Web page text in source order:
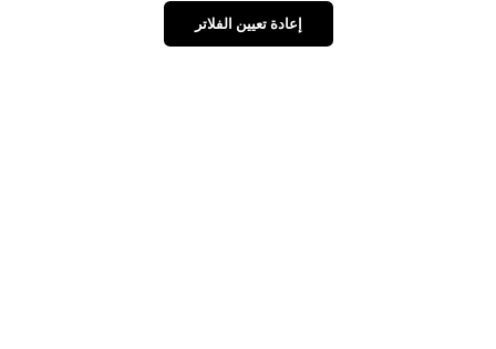
إعادة تعيين الفلاتر